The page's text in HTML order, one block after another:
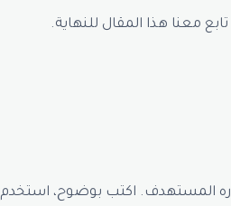
معنا هذا المقال للنهاية.
المستهدف. اكتب بوضوح، استخدم